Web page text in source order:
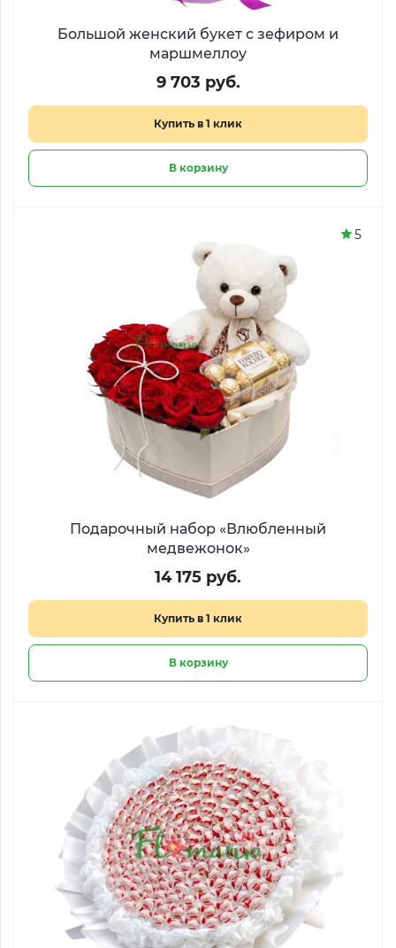
Большой женский букет с зефиром и
маршмеллоу
9 703 руб.
Купить в 1 клик
В корзину
Подарочный набор «Влюбленный
медвежонок»
14 175 руб.
Купить в 1 клик
В корзину
5